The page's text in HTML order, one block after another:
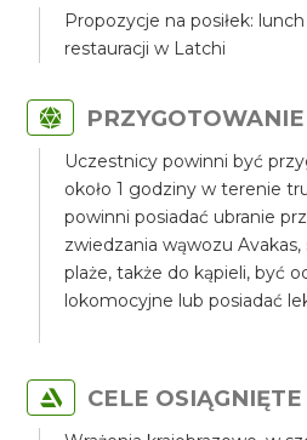
Propozycje na posiłek:
restauracji w Latchi
Uczestnicy powinni być
około 1 godziny w terenie
powinni posiadać ubranie
zwiedzania wąwozu
plaże, także do kąpieli, być
lokomocyjne lub posiadać
CELE OSIĄGNIĘTE